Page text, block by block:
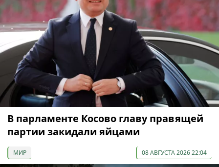
В парламенте Косово главу правящей
партии закидали яйцами
МИР 08 АВГУСТА 2026 22:04